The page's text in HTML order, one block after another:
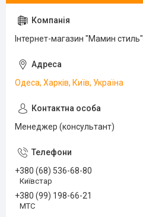
Інтернет-магазин "Мамин стиль"
Одеса, Харків, Київ, Україна
Менеджер (консультант)
+380 (68) 536-68-80
Київстар
+380 (99) 198-66-21
МТС